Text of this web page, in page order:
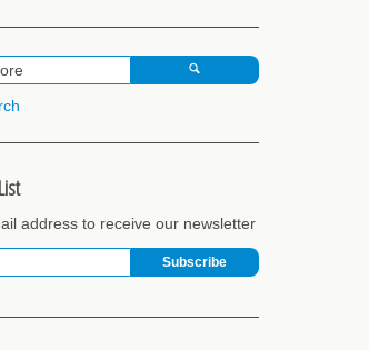
address to receive our newsletter